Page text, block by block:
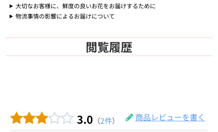
大切なお客様に、鮮度の良いお花をお届けするために
物流事情の影響によるお届けについて
閲覧履歴
3.0 （2件）
商品レビューを書く